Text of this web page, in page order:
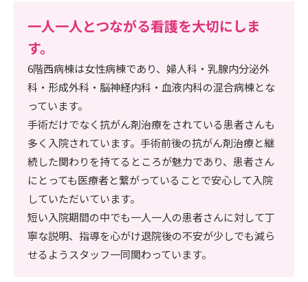
一人一人とつながる看護を大切にしま
す。
6階西病棟は女性病棟であり、婦人科・乳腺内分泌外
科・形成外科・脳神経内科・血液内科の混合病棟とな
っています。
手術だけでなく抗がん剤治療をされている患者さんも
多く入院されています。手術前後の抗がん剤治療と継
続した関わりを持てるところが魅力であり、患者さん
にとっても医療者と繋がっていることで安心して入院
していただいています。
短い入院期間の中でも一人一人の患者さんに対して丁
寧な説明、指導を心がけ退院後の不安が少しでも減ら
せるようスタッフ一同関わっています。